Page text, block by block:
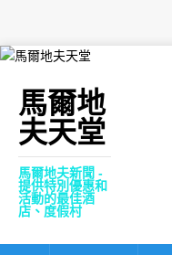
馬爾地
夫天堂
馬爾地夫新聞 -
提供特別優惠和
活動的最佳酒
店、度假村